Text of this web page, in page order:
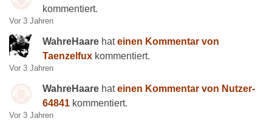
kommentiert.
Vor 3 Jahren
WahreHaare hateinen Kommentar von
Taenzelfux kommentiert.
Vor 3 Jahren
WahreHaare hateinen Kommentar von Nutzer-
64841 kommentiert.
Vor 3 Jahren